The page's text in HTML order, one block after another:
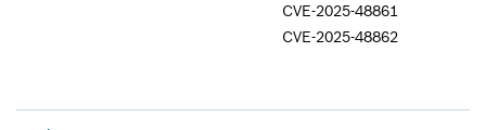
CVE-2025-48861
CVE-2025-48862